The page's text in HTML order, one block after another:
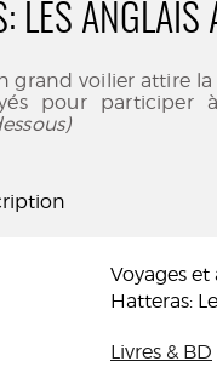
LES ANGLAIS
grand voilier attire
pour participer
Voyages
Hatteras:
Livres & BD